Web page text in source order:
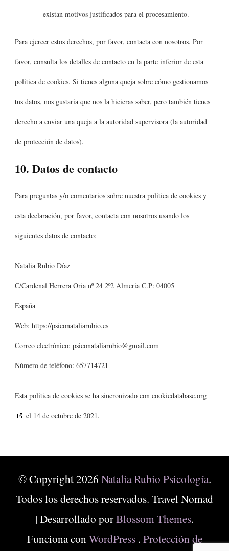
existan motivos justificados para el procesamiento.
Para ejercer estos derechos, por favor, contacta con nosotros. Por
favor, consulta los detalles de contacto en la parte inferior de esta
política de cookies. Si tienes alguna queja sobre cómo gestionamos
tus datos, nos gustaría que nos la hicieras saber, pero también tienes
derecho a enviar una queja a la autoridad supervisora (la autoridad
de protección de datos).
10. Datos de contacto
Para preguntas y/o comentarios sobre nuestra política de cookies y
esta declaración, por favor, contacta con nosotros usando los
siguientes datos de contacto:
Natalia Rubio Díaz
C/Cardenal Herrera Oria nº 24 2º2 Almería C.P: 04005
España
Web: https://psiconataliarubio.es
Correo electrónico: psiconataliarubio@gmail.com
Número de teléfono: 657714721
Esta política de cookies se ha sincronizado con cookiedatabase.org
el 14 de octubre de 2021.
© Copyright 2026 Natalia Rubio Psicología.
Todos los derechos reservados. Travel Nomad
| Desarrollado porBlossom Themes.
Funciona conWordPress. Protección de